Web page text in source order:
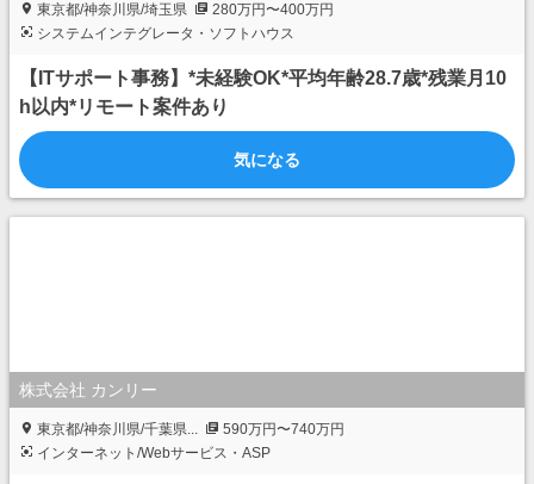
東京都/神奈川県/埼玉県
280万円〜400万円
システムインテグレータ・ソフトハウス
【ITサポート事務】*未経験OK*平均年齢28.7歳*残業月10
h以内*リモート案件あり
気になる
株式会社 カンリー
東京都/神奈川県/千葉県...
590万円〜740万円
インターネット/Webサービス・ASP